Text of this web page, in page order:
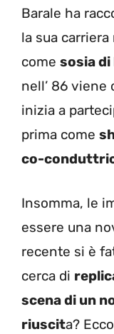
Barale ha
la sua
come sosia di
nell’ 86 viene
inizia a
prima come
co-
Insomma, le
essere una
recente si è
cerca di
scena di un
riuscita?